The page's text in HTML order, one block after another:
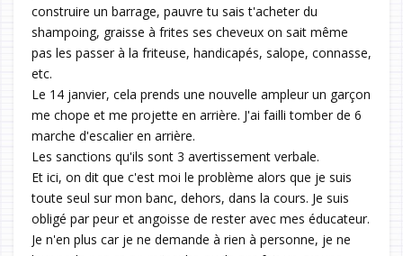
construire un barrage, pauvre tu sais t'acheter du
shampoing, graisse à frites ses cheveux on sait même
pas les passer à la friteuse, handicapés, salope, connasse,
etc.
Le 14 janvier, cela prends une nouvelle ampleur un garçon
me chope et me projette en arrière. J'ai failli tomber de 6
marche d'escalier en arrière.
Les sanctions qu'ils sont 3 avertissement verbale.
Et ici, on dit que c'est moi le problème alors que je suis
toute seul sur mon banc, dehors, dans la cours. Je suis
obligé par peur et angoisse de rester avec mes éducateur.
Je n'en plus car je ne demande à rien à personne, je ne